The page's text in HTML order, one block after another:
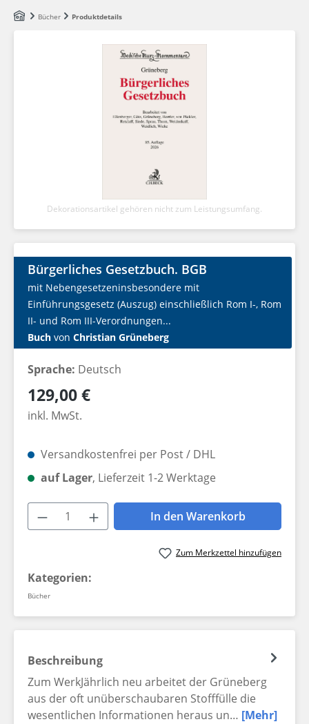
Zum Hauptinhalt springen
Bücher Produktdetails
Dekorationsartikel gehören nicht zum Leistungsumfang.
Bürgerliches Gesetzbuch. BGB
mit Nebengesetzeninsbesondere mit
Einführungsgesetz (Auszug) einschließlich Rom I-, Rom
II- und Rom III-Verordnungen...
Buch von Christian Grüneberg
Sprache: Deutsch
Regulärer Preis:
129,00 €
inkl. MwSt.
Versandkostenfrei per Post / DHL
auf Lager, Lieferzeit 1-2 Werktage
Produkt Anzahl: Gib den
In den Warenkorb
Zum Merkzettel hinzufügen
Kategorien:
Bücher
Beschreibung
Zum WerkJährlich neu arbeitet der Grüneberg
aus der oft unüberschaubaren Stofffülle die
wesentlichen Informationen heraus un… [Mehr]